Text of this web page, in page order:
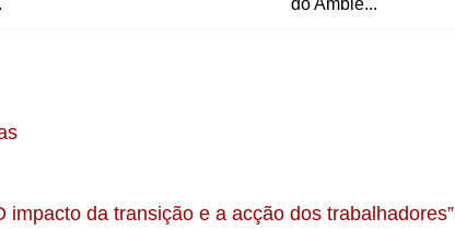
da transição e a acção dos trabalhadores”